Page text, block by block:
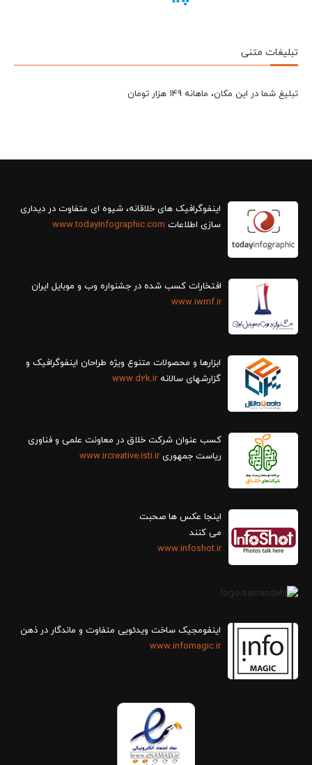
تبلیغات متنی
تبلیغ شما در این مکان، ماهانه 149 هزار تومان
سازی اطلاعات www.todayinfographic.com
افتخارات کسب شده در جشنواره وب و موبایل ایران
www.iwmf.ir
ابزارها و محصولات متنوع ویژه طراحان اینفوگرافیک و
گزارش‎های سالانه
www.d2k.ir
کسب عنوان شرکت خلاق در معاونت علمی و فناوری
ریاست جمهوریwww.ircreative.isti.ir
اینجا عکس ها صحبت
می کنند
www.infoshot.ir
اینفومجیک ساخت ویدئویی متفاوت و ماندگار در ذهن
www.infomagic.ir